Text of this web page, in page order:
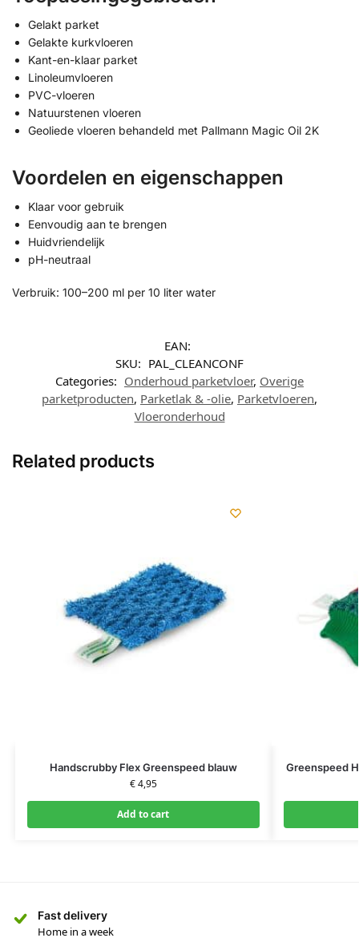
Gelakt parket
Gelakte kurkvloeren
Kant-en-klaar parket
Linoleumvloeren
PVC-vloeren
Natuurstenen vloeren
Geoliede vloeren behandeld met Pallmann Magic Oil 2K
Voordelen en eigenschappen
Klaar voor gebruik
Eenvoudig aan te brengen
Huidvriendelijk
pH-neutraal
Verbruik: 100–200 ml per 10 liter water
EAN:
SKU: PAL_CLEANCONF
Categories: Onderhoud parketvloer, Overige
parketproducten, Parketlak & -olie, Parketvloeren,
Vloeronderhoud
Related products
Handscrubby Flex Greenspeed blauw
€4,95
Add to cart
Greenspeed
Fast delivery
Home in a week